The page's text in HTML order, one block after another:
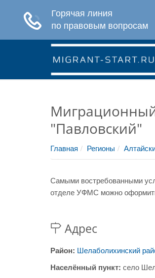
"Павловский"
Главная Регионы
Самыми востребованными
отделе УФМС можно оформить
Адрес
Район: Шелаболихинский
Населённый пункт: село